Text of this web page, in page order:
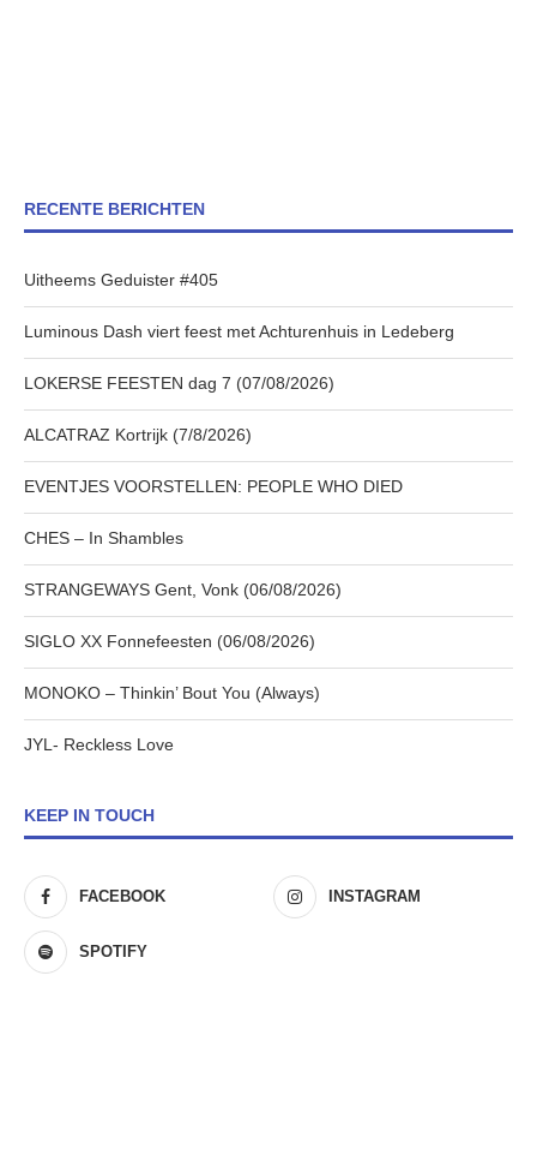
RECENTE BERICHTEN
Uitheems Geduister #405
Luminous Dash viert feest met Achturenhuis in Ledeberg
LOKERSE FEESTEN dag 7 (07/08/2026)
ALCATRAZ Kortrijk (7/8/2026)
EVENTJES VOORSTELLEN: PEOPLE WHO DIED
CHES – In Shambles
STRANGEWAYS Gent, Vonk (06/08/2026)
SIGLO XX Fonnefeesten (06/08/2026)
MONOKO – Thinkin’ Bout You (Always)
JYL- Reckless Love
KEEP IN TOUCH
FACEBOOK INSTAGRAM
SPOTIFY